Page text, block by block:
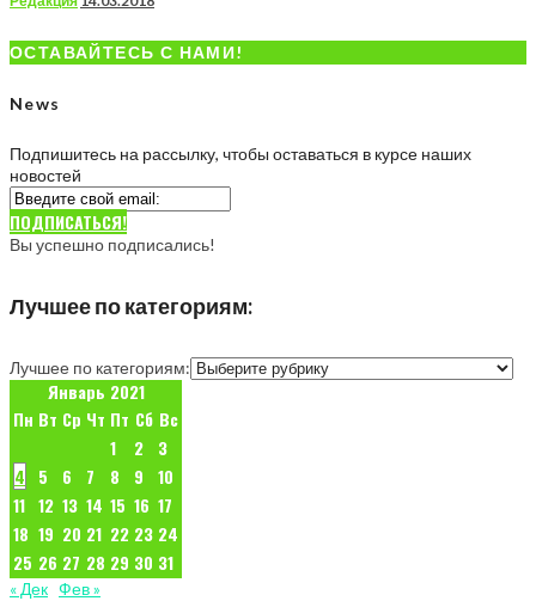
ОСТАВАЙТЕСЬ С НАМИ!
News
Подпишитесь на рассылку, чтобы оставаться в курсе наших
новостей
ПОДПИСАТЬСЯ!
Вы успешно подписались!
Лучшее по категориям:
Лучшее по категориям:
Январь 2021
Пн Вт Ср Чт Пт Сб Вс
1
2
3
4
5 6 7 8 9
10
11 12 13 14 15 16 17
18 19 20 21 22 23 24
25 26 27 28 29 30 31
« Дек Фев »